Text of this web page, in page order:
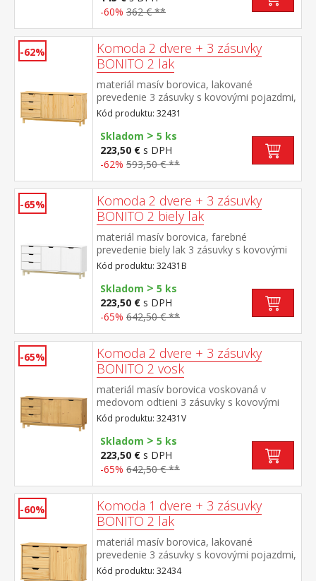
-60% 362 € **
-62%
Komoda 2 dvere + 3 zásuvky
BONITO 2 lak
materiál masív borovica, lakované
prevedenie 3 zásuvky s kovovými pojazdmi,
2 dvierka, 1 polica
Kód produktu: 32431
Skladom > 5 ks
223,50 € s DPH
-62% 593,50 € **
-65%
Komoda 2 dvere + 3 zásuvky
BONITO 2 biely lak
materiál masív borovica, farebné
prevedenie biely lak 3 zásuvky s kovovými
pojazdmi, 2 dvierka, 1 polica
Kód produktu: 32431B
Skladom > 5 ks
223,50 € s DPH
-65% 642,50 € **
-65%
Komoda 2 dvere + 3 zásuvky
BONITO 2 vosk
materiál masív borovica voskovaná v
medovom odtieni 3 zásuvky s kovovými
pojazdmi, 2 dvierka, 1 polica
Kód produktu: 32431V
Skladom > 5 ks
223,50 € s DPH
-65% 642,50 € **
-60%
Komoda 1 dvere + 3 zásuvky
BONITO 2 lak
materiál masív borovica, lakované
prevedenie 3 zásuvky s kovovými pojazdmi,
1 dvierka, 1 polica
Kód produktu: 32434